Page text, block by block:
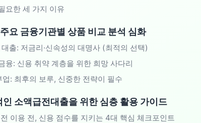
요한 세 가지 이유
요 금융기관별 상품 비교 분석 심화
출: 저금리·신속성의 대명사 (최적의 선택)
융: 신용 취약 계층을 위한 희망 사다리
: 최후의 보루, 신중한 전략이 필수
소액급전대출을 위한 심층 활용 가이드
이용 전, 신용 점수를 지키는 4대 핵심 체크포인트